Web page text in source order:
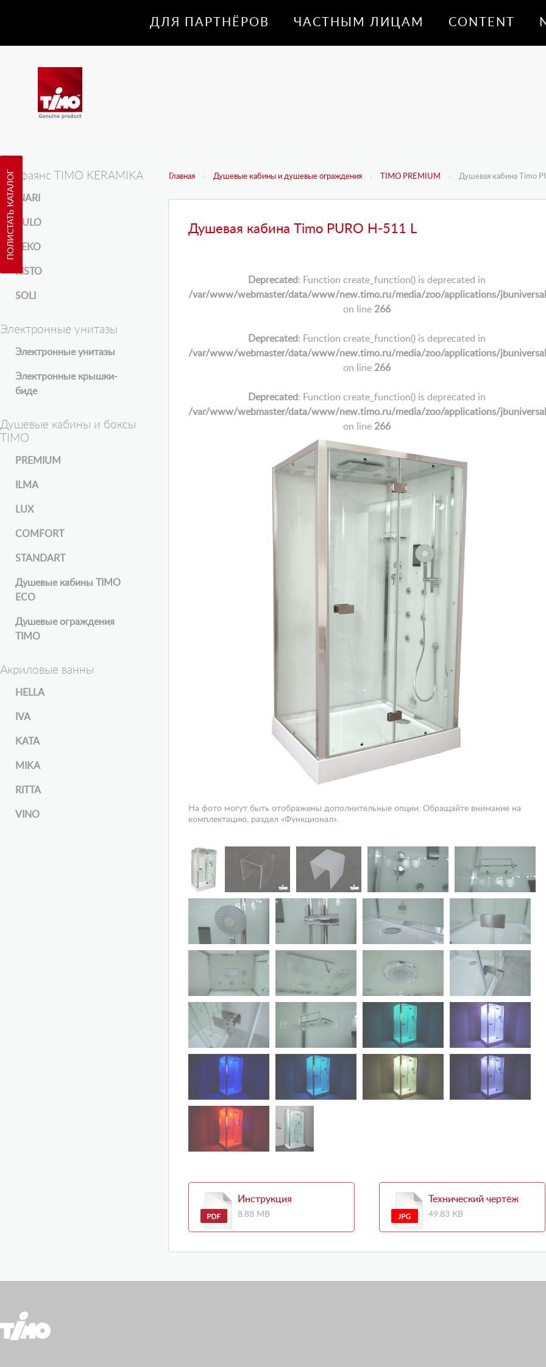
ДЛЯ ПАРТНЁРОВ ЧАСТНЫМ ЛИЦАМ CONTENT
ПОЛИСТАТЬ КАТАЛОГ Главная Душевые кабины и душевые ограждения TIMO PREMIUM Душевая кабина Timo
Душевая кабина Timo PURO H-511 L
Deprecated: Function create_function() is deprecated in
/var/www/webmaster/data/www/new.timo.ru/media/zoo/applications/
on line 266
Deprecated: Function create_function() is deprecated in
/var/www/webmaster/data/www/new.timo.ru/media/zoo/applications/
on line 266
Deprecated: Function create_function() is deprecated in
/var/www/webmaster/data/www/new.timo.ru/media/zoo/applications/
on line 266
На фото могут быть отображены дополнительные опции. Обращайте внимание на
комплектацию, раздел «Функционал».
Инструкция
8.88 MB
Технический чертёж
49.83 KB
Санфаянс TIMO KERAMIKA
INARI
KULO
REKO
RISTO
SOLI
Электронные унитазы
Электронные унитазы
Электронные крышки-
биде
Душевые кабины и боксы
TIMO
PREMIUM
ILMA
LUX
COMFORT
STANDART
Душевые кабины TIMO
ECO
Душевые ограждения
TIMO
Акриловые ванны
HELLA
IVA
KATA
MIKA
RITTA
VINO